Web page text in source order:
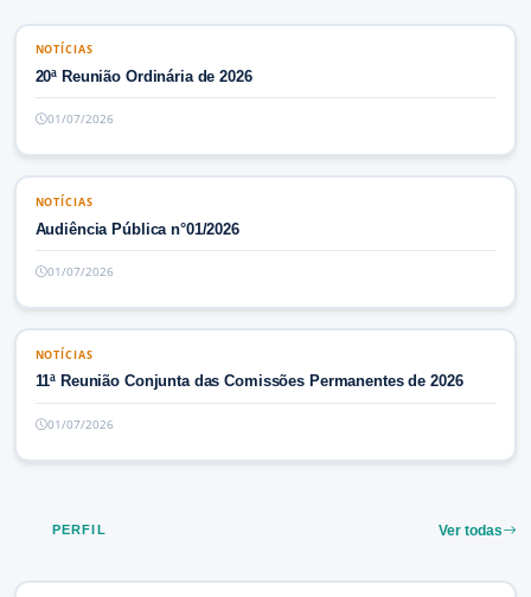
NOTÍCIAS
NOTÍCIAS
20ª Reunião Ordinária de 2026
01/07/2026
NOTÍCIAS
NOTÍCIAS
Audiência Pública n°01/2026
01/07/2026
NOTÍCIAS
NOTÍCIAS
11ª Reunião Conjunta das Comissões Permanentes de 2026
01/07/2026
PERFIL Ver todas